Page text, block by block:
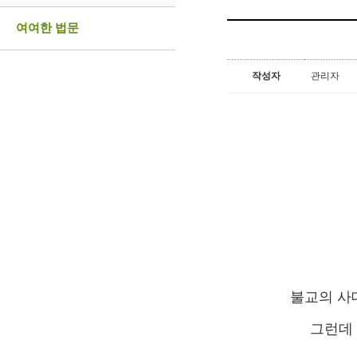
여여한 법문
작성자 관리자
불교의 사
그런